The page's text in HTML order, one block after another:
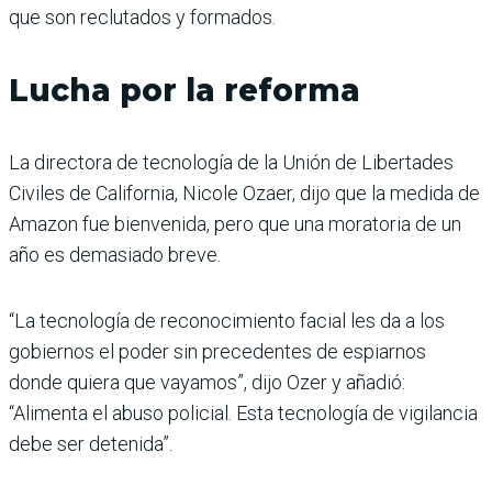
que son reclutados y formados.
Lucha por la reforma
La directora de tecnología de la Unión de Libertades
Civiles de California, Nicole Ozaer, dijo que la medida de
Amazon fue bienvenida, pero que una moratoria de un
año es demasiado breve.
“La tecnología de reconocimiento facial les da a los
gobiernos el poder sin precedentes de espiarnos
donde quiera que vayamos”, dijo Ozer y añadió:
“Alimenta el abuso policial. Esta tecnología de vigilancia
debe ser detenida”.